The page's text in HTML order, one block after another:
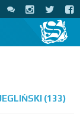
(133)